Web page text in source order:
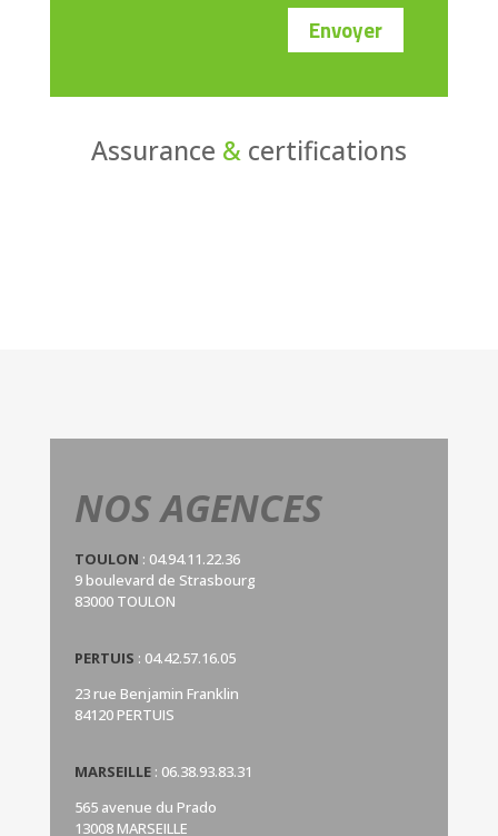
Envoyer
Assurance &certifications
NOS AGENCES
TOULON : 04.94.11.22.36
9 boulevard de Strasbourg
83000 TOULON
PERTUIS : 04.42.57.16.05
23 rue Benjamin Franklin
84120 PERTUIS
MARSEILLE : 06.38.93.83.31
565 avenue du Prado
13008 MARSEILLE